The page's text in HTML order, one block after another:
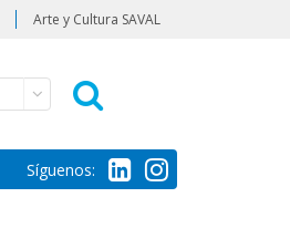
Arte y Cultura SAVAL
Síguenos: